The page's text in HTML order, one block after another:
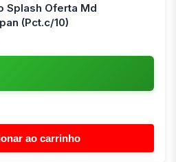
Splash Oferta Md
(Pct.c/10)
ao carrinho